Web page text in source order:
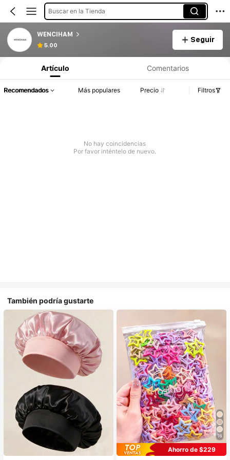
Buscar en la Tienda
WENCIHAM
5.00
Seguir
Artículo Comentarios
Recomendados Más populares Precio Filtros
No hay coincidencias
Por favor inténtelo de nuevo.
También podría gustarte
#1 Más vendidos
en Multicolor Gorros para el pelo para mujer
Establecido hace 1 año
16
Ahorro de $229
#1 Más vendidos
en Aleación De Hierro Accesorios para el cabello d
¡Casi agotado!